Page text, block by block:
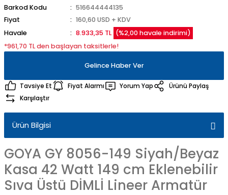
Barkod Kodu
516644444135
Fiyat
160,60 USD + KDV
Havale
8.933,35 TL (%2,00 havale indirimi)
*961,70 TL den başlayan taksitlerle!
Gelince Haber Ver
Tavsiye Et Fiyat Alarmı Yorum Yap
Ürünü Paylaş
Karşılaştır
Ürün Bilgisi
GOYA GY 8056-149 Siyah/Beyaz
Kasa 42 Watt 149 cm Eklenebilir
Sıva Üstü DİMLİ Lineer Armatür